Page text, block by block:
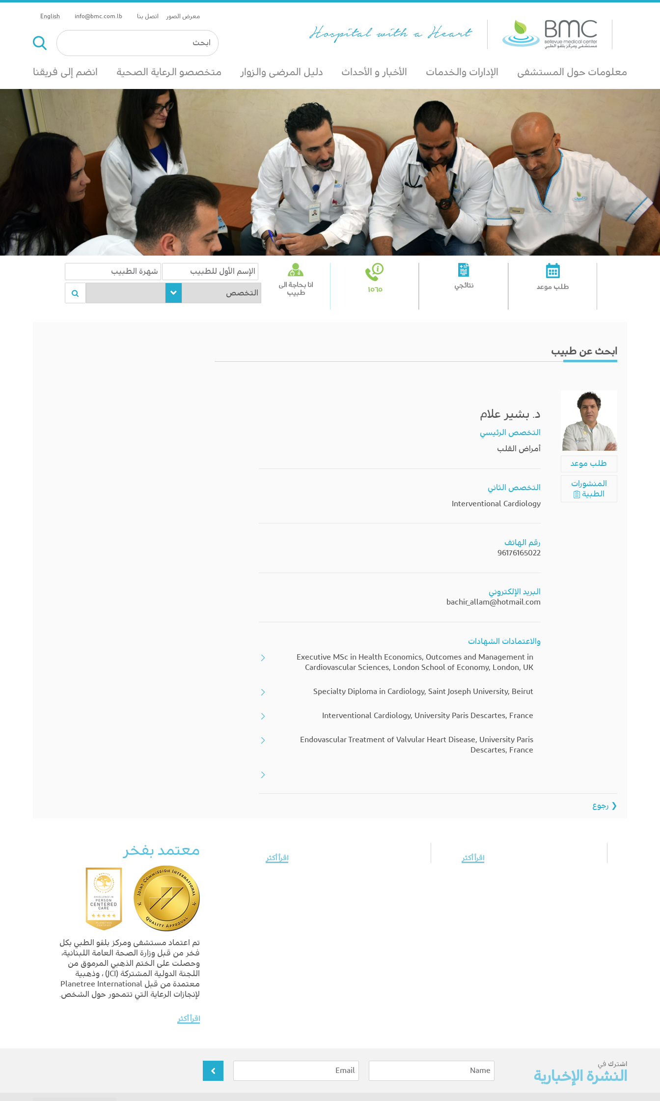
معرض الصور اتصل بنا info@bmc.com.lb
English
معلومات حول المستشفى الإدارات والخدمات الأخبار و الأحداث دليل المرضى والزوار متخصصو الرعاية الصحية انضم إلى فريقنا
طلب موعد نتائجي
١٥٦٥
انا بحاجة الى
طبيب
ابحث عن طبيب
طلب موعد
المنشورات
الطبية
د. بشير علام
التخصص الرئيسي
أمراض القلب
التخصص الثاني
Interventional Cardiology
رقم الهاتف
96176165022
البريد الإلكتروني
bachir_allam@hotmail.com
والاعتمادات الشهادات
Executive MSc in Health Economics, Outcomes and Management in
Cardiovascular Sciences, London School of Economy, London, UK
Specialty Diploma in Cardiology, Saint Joseph University, Beirut
Interventional Cardiology, University Paris Descartes, France
Endovascular Treatment of Valvular Heart Disease, University Paris
Descartes, France
❮ رجوع
اقرأ أكثر اقرأ أكثر
معتمد بفخر
تم اعتماد مستشفى ومركز بلڨو الطبي بكل
فخر من قبل وزارة الصحة العامة اللبنانية،
وحصلت على الختم الذهبي المرموق من
اللجنة الدولية المشتركة (JCI) ، وذهبية
معتمدة من قبل Planetree International
لإنجازات الرعاية التي تتمحور حول الشخص.
اقرأ أكثر
اشترك في
النشرة الإخبارية